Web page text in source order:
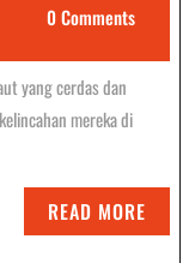
0 Comments
mereka di
READ MORE
MORE